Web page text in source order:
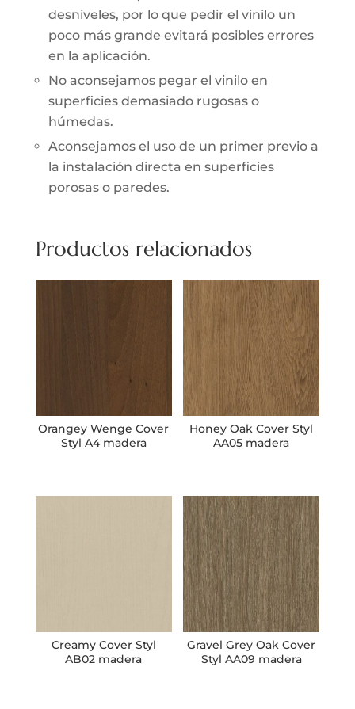
desniveles, por lo que pedir el vinilo un
poco más grande evitará posibles errores
en la aplicación.
No aconsejamos pegar el vinilo en
superficies demasiado rugosas o
húmedas.
Aconsejamos el uso de un primer previo a
la instalación directa en superficies
porosas o paredes.
Productos relacionados
Orangey Wenge Cover
Styl A4 madera
Honey Oak Cover Styl
AA05 madera
Creamy Cover Styl
AB02 madera
Gravel Grey Oak Cover
Styl AA09 madera